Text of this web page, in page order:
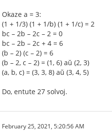
Okaze a = 3:
(1 + 1/3) (1 + 1/b) (1 + 1/c) = 2
bc – 2b – 2c – 2 = 0
bc – 2b – 2c + 4 = 6
(b – 2) (c – 2) = 6
(b – 2, c – 2) = (1, 6) aŭ (2, 3)
(a, b, c) = (3, 3, 8) aŭ (3, 4, 5)
Do, entute 27 solvoj.
February 25, 2021, 5:20:56 AM